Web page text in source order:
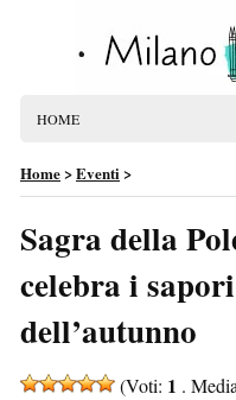
HOME
Home>Eventi>
Sagra della
celebra i
dell’autunno
(Voti: 1 .